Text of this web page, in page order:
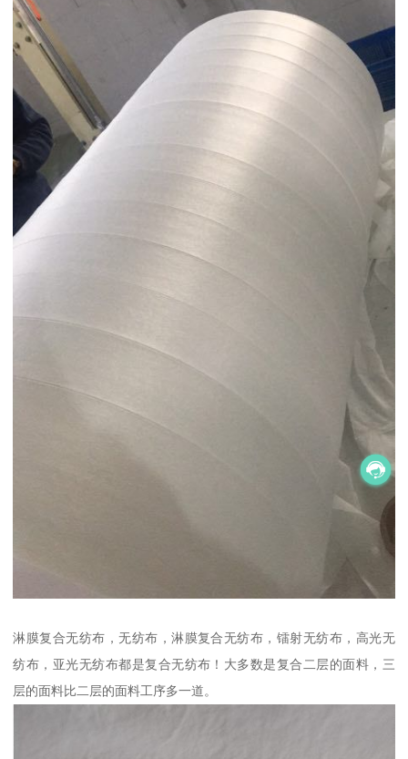
淋膜复合无纺布，无纺布，淋膜复合无纺布，镭射无纺布，高光无
纺布，亚光无纺布都是复合无纺布！大多数是复合二层的面料，三
层的面料比二层的面料工序多一道。